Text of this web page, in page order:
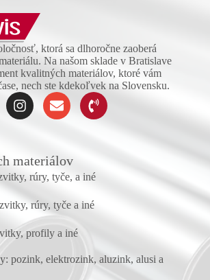
ktorá sa dlhoročne zaoberá
Na našom sklade v Bratislave
kvalitných materiálov, ktoré vám
nech ste kdekoľvek na Slovensku.
materiálov
rúry, tyče, a iné
rúry, tyče a iné
profily a iné
pozink, elektrozink, aluzink, alusi a